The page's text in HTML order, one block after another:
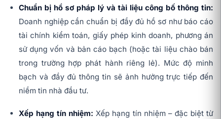
Chuẩn bị hồ sơ pháp lý và tài liệu công bố thông tin:
Doanh nghiệp cần chuẩn bị đầy đủ hồ sơ như báo cáo
tài chính kiểm toán, giấy phép kinh doanh, phương án
sử dụng vốn và bản cáo bạch (hoặc tài liệu chào bán
trong trường hợp phát hành riêng lẻ). Mức độ minh
bạch và đầy đủ thông tin sẽ ảnh hưởng trực tiếp đến
niềm tin nhà đầu tư.
Xếp hạng tín nhiệm: Xếp hạng tín nhiệm – đặc biệt từ